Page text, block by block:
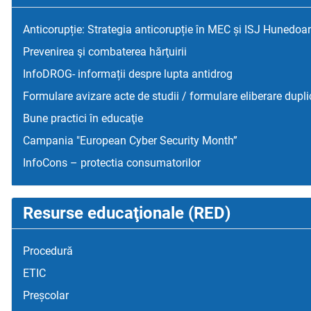
Anticorupție: Strategia anticorupție în MEC și ISJ
Prevenirea şi combaterea hărţuirii
InfoDROG- informații despre lupta antidrog
Formulare avizare acte de studii / formulare eliberare
Bune practici în educaţie
Campania "European Cyber Security Month”
InfoCons – protectia consumatorilor
Resurse educaţionale (RED)
Procedură
ETIC
Preșcolar